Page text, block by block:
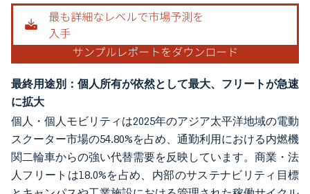
最終用途別：個人所有が依然として最大、フリートが急速
に拡大
個人・個人モビリティは2025年のアジア太平洋地域の電動
スクーター市場の54.80%を占め、通勤利用における内燃機
関二輪車からの強い代替需要を反映しています。商業・法
人フリートは18.0%を占め、内部のサステナビリティ目標